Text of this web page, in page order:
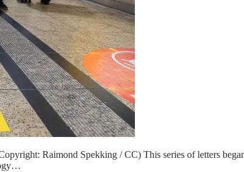
Raimond Spekking / CC) This series of letters